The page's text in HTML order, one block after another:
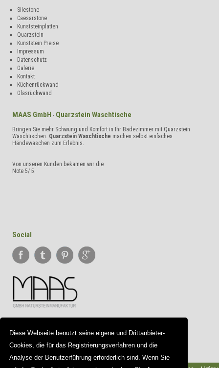
Diese Webseite benutzt seine eigene und Drittanbieter-
Cookies, die für das Registrierungsverfahren und die
Analyse der Benutzerführung erforderlich sind. Wenn Sie
Silestone
Caesarstone
Kunststeinplatten
Quarzstein
Kunststein Preise
Impressum
Datenschutz
Galerie
Kontakt
Küchenrückwand
Glasrückwand
MAAS GmbH - Quarzstein Waschtische
Bringen Sie mehr Schwung und Komfort in Ihr Badezimmer mit Quarzstein
Waschtischen. Quarzstein Waschtische machen selbst einfaches
Händewaschen zum Erlebnis.
Von unseren Kunden bekamen wir die
Note 5/ 5.
Social